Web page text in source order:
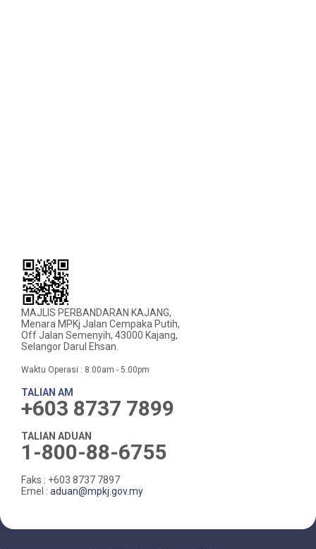
MAJLIS PERBANDARAN KAJANG,
Menara MPKj Jalan Cempaka Putih,
Off Jalan Semenyih, 43000 Kajang,
Selangor Darul Ehsan.
Waktu Operasi : 8.00am - 5.00pm
TALIAN AM
+603 8737 7899
TALIAN ADUAN
1-800-88-6755
Faks : +603 8737 7897
Emel : aduan@mpkj.gov.my